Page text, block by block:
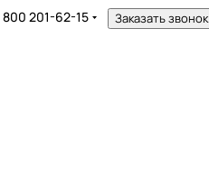
800 201-62-15 Заказать звонок